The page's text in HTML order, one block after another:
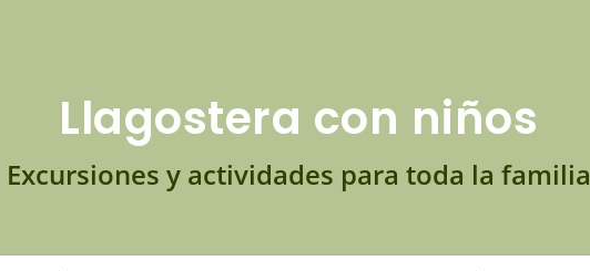
Llagostera con niños
Excursiones y actividades para toda la familia